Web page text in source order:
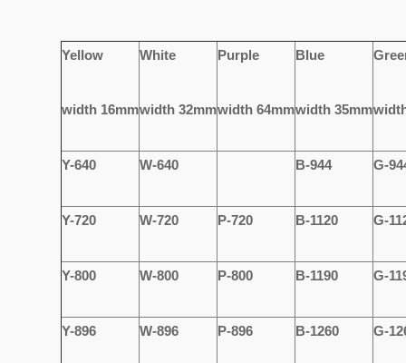
Yellow
width 16mm
White
width 32mm
Purple
width 64mm
Blue
width 35mm
G
Y-640 W-640 B-944 G-
Y-720 W-720 P-720 B-1120 G-
Y-800 W-800 P-800 B-1190 G-
Y-896 W-896 P-896 B-1260 G-